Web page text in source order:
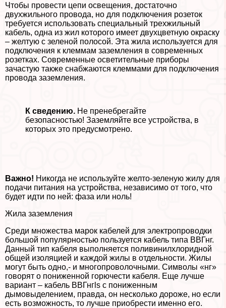
Чтобы провести цепи освещения, достаточно
двухжильного провода, но для подключения розеток
требуется использовать специальный трехжильный
кабель, одна из жил которого имеет двухцветную окраску
– желтую с зеленой полосой. Эта жила используется для
подключения к клеммам заземления в современных
розетках. Современные осветительные приборы
зачастую также снабжаются клеммами для подключения
провода заземления.
К сведению. Не пренебрегайте
безопасностью! Заземляйте все устройства, в
которых это предусмотрено.
Важно! Никогда не используйте желто-зеленую жилу для
подачи питания на устройства, независимо от того, что
будет идти по ней: фаза или ноль!
Жила заземления
Среди множества марок кабелей для электропроводки
большой популярностью пользуется кабель типа ВВГнг.
Данный тип кабеля выполняется поливинилхлоридной
общей изоляцией и каждой жилы в отдельности. Жилы
могут быть одно,- и многопроволочными. Символы «нг»
говорят о пониженной горючести кабеля. Еще лучше
вариант – кабель ВВГнгls с пониженным
дымовыделением, правда, он несколько дороже, но если
есть возможность, то лучше приобрести именно его.